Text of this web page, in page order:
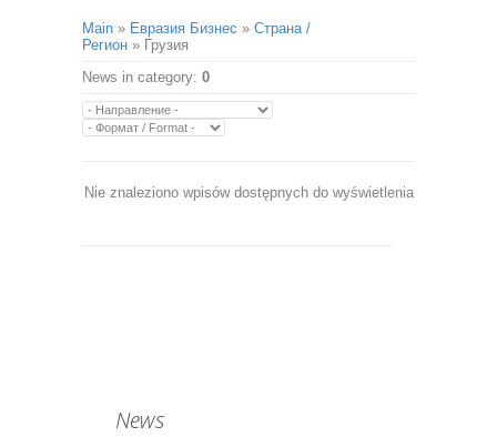
Main » Евразия Бизнес » Страна /
Регион » Грузия
News in category: 0
Nie znaleziono wpisów dostępnych do wyświetlenia
News